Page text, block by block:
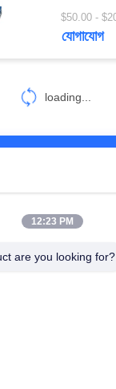
যোগাযোগ
loading...
12:23 PM
are you looking for?